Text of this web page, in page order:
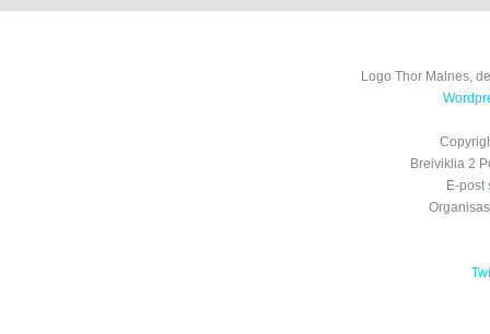
Logo Thor Malnes,
Breiviklia 2
E-post